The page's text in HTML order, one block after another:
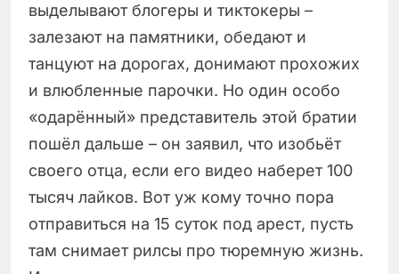
выделывают блогеры и тиктокеры –
залезают на памятники, обедают и
танцуют на дорогах, донимают прохожих
и влюбленные парочки. Но один особо
«одарённый» представитель этой братии
пошёл дальше – он заявил, что изобьёт
своего отца, если его видео наберет 100
тысяч лайков. Вот уж кому точно пора
отправиться на 15 суток под арест, пусть
там снимает рилсы про тюремную жизнь.